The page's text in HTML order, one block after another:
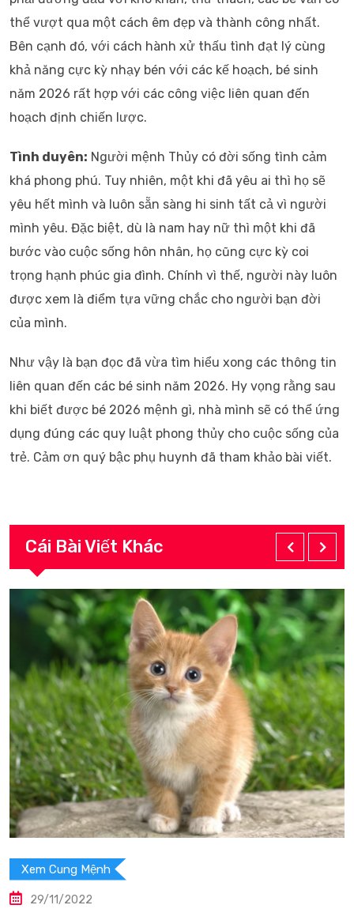
thể vượt qua một cách êm đẹp và thành công nhất.
Bên cạnh đó, với cách hành xử thấu tình đạt lý cùng
khả năng cực kỳ nhạy bén với các kế hoạch, bé sinh
năm 2026 rất hợp với các công việc liên quan đến
hoạch định chiến lược.
Tình duyên: Người mệnh Thủy có đời sống tình cảm
khá phong phú. Tuy nhiên, một khi đã yêu ai thì họ sẽ
yêu hết mình và luôn sẵn sàng hi sinh tất cả vì người
mình yêu. Đặc biệt, dù là nam hay nữ thì một khi đã
bước vào cuộc sống hôn nhân, họ cũng cực kỳ coi
trọng hạnh phúc gia đình. Chính vì thế, người này luôn
được xem là điểm tựa vững chắc cho người bạn đời
của mình.
Như vậy là bạn đọc đã vừa tìm hiểu xong các thông tin
liên quan đến các bé sinh năm 2026. Hy vọng rằng sau
khi biết được bé 2026 mệnh gì, nhà mình sẽ có thể ứng
dụng đúng các quy luật phong thủy cho cuộc sống của
trẻ. Cảm ơn quý bậc phụ huynh đã tham khảo bài viết.
Cái Bài Viết Khác
Xem Cung Mệnh
29/11/2022